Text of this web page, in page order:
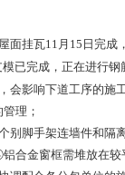
面挂瓦11 月 15 日完成
已完成，正在进行
会影响下道工序的
理；
别脚手架连墙件和隔
合金窗框需堆放在